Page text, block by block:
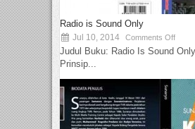
Radio is Sound Only
Jul 10, 2014 Comments Off
Judul Buku: Radio Is Sound
Prinsip...